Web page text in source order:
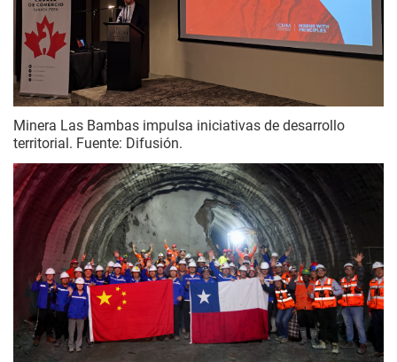
Minera Las Bambas impulsa iniciativas de desarrollo
territorial. Fuente: Difusión.